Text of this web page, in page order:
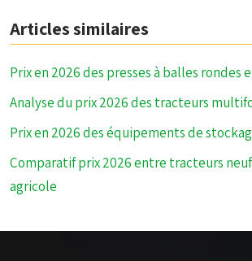
Articles similaires
Prix en 2026 des presses à balles rondes
Analyse du prix 2026 des tracteurs
Prix en 2026 des équipements de
Comparatif prix 2026 entre tracteurs
agricole